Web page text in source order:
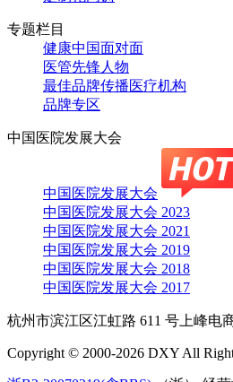
专题栏目
健康中国面对面
医管先锋人物
最佳品牌传播医疗机构
品牌专区
中国医院发展大会
中国医院发展大会
中国医院发展大会 2023
中国医院发展大会 2021
中国医院发展大会 2019
中国医院发展大会 2018
中国医院发展大会 2017
杭州市滨江区江虹路 611 号上峰电
Copyright © 2000-2026 DXY All